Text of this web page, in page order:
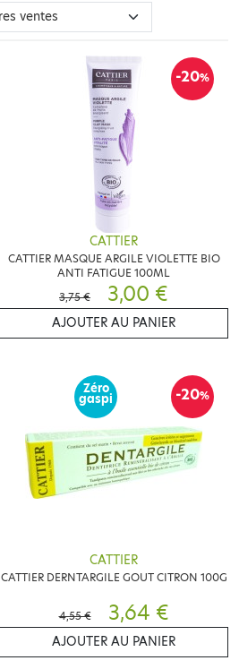
-20%
CATTIER
CATTIER MASQUE ARGILE VIOLETTE BIO
ANTI FATIGUE 100ML
3,75 €
3,00 €
AJOUTER AU PANIER
-20%
Zéro
gaspi
CATTIER
CATTIER DERNTARGILE GOUT CITRON 100G
4,55 € 3,64 €
AJOUTER AU PANIER